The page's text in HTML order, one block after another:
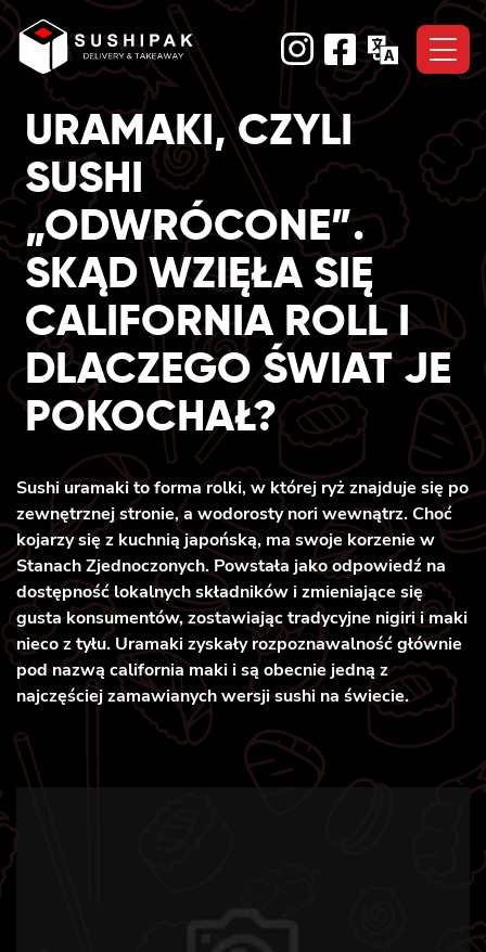
Skip
to
content
URAMAKI, CZYLI
SUSHI
„ODWRÓCONE”.
SKĄD WZIĘŁA SIĘ
CALIFORNIA ROLL I
DLACZEGO ŚWIAT JE
POKOCHAŁ?
Sushi uramaki to forma rolki, w której ryż znajduje się po
zewnętrznej stronie, a wodorosty nori wewnątrz. Choć
kojarzy się z kuchnią japońską, ma swoje korzenie w
Stanach Zjednoczonych. Powstała jako odpowiedź na
dostępność lokalnych składników i zmieniające się
gusta konsumentów, zostawiając tradycyjne nigiri i maki
nieco z tyłu. Uramaki zyskały rozpoznawalność głównie
pod nazwą california maki i są obecnie jedną z
najczęściej zamawianych wersji sushi na świecie.